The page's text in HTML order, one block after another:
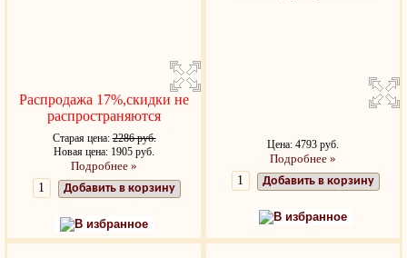
Распродажа 17%,скидки не
распространяются
Старая цена:2286 руб.
Новая цена: 1905 руб.
Подробнее »
Добавить в корзину
В избранное
Цена: 4793 руб.
Подробнее »
Добавить в корзину
В избранное